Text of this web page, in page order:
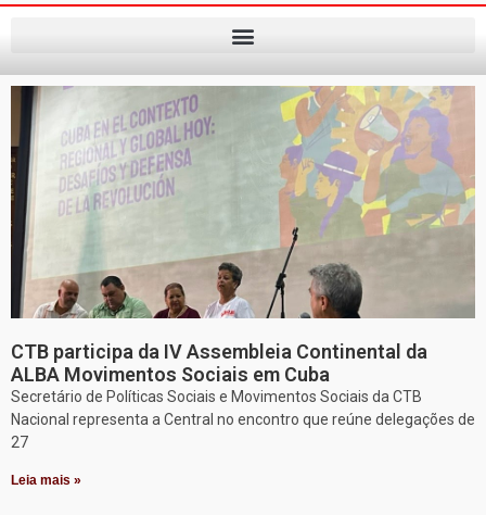
CTB participa da IV Assembleia Continental da
ALBA Movimentos Sociais em Cuba
Secretário de Políticas Sociais e Movimentos Sociais da CTB
Nacional representa a Central no encontro que reúne delegações de
27
Leia mais »